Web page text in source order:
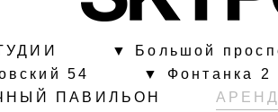
▼ Большой
54
▼ Фонтанка 2
ПАВИЛЬОН